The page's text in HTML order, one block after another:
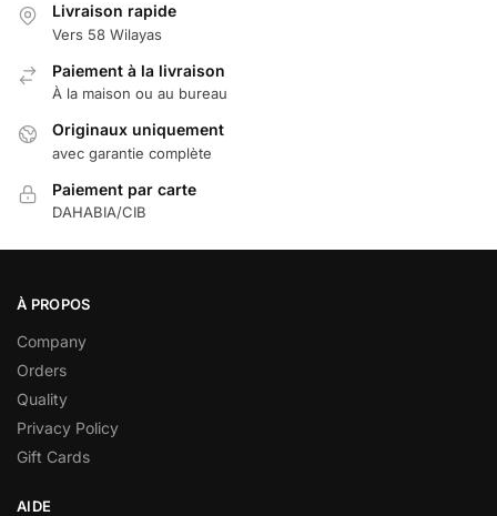
Livraison rapide
Vers 58 Wilayas
Paiement à la livraison
À la maison ou au bureau
Originaux uniquement
avec garantie complète
Paiement par carte
DAHABIA/CIB
À PROPOS
Company
Orders
Quality
Privacy Policy
Gift Cards
AIDE